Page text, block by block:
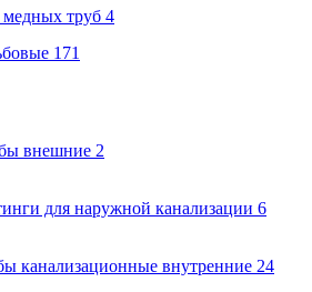
медных труб 4
171
внешние 2
для наружной канализации 6
канализационные внутренние 24